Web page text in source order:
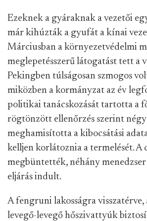
Ezeknek a gyáraknak a vezetői
már kihúzták a gyufát a kínai
Márciusban a környezetvédelmi
meglepetésszerű látogatást tett a
Pekingben túlságosan szmogos
miközben a kormányzat az év
politikai tanácskozását tartotta a
rögtönzött ellenőrzés szerint
meghamisította a kibocsátási
kelljen korlátoznia a termelését. A
megbüntették, néhány
eljárás indult.
A fengruni lakosságra visszatérve,
levegő-levegő hőszivattyúk